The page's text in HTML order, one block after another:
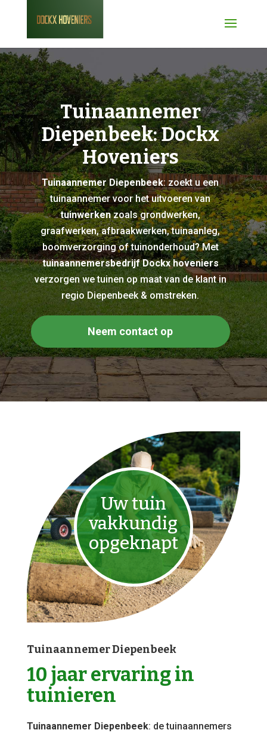
Tuinaannemer
Diepenbeek: Dockx
Hoveniers
Tuinaannemer Diepenbeek: zoekt u een
tuinaannemer voor het uitvoeren van
tuinwerkenzoals grondwerken,
graafwerken, afbraakwerken, tuinaanleg,
boomverzorging of tuinonderhoud? Met
tuinaannemersbedrijf Dockx hoveniers
verzorgen we tuinen op maat van de klant in
regio Diepenbeek & omstreken.
Neem contact op
Uw tuin
vakkundig
opgeknapt
Tuinaannemer Diepenbeek
10 jaar ervaring in
tuinieren
Tuinaannemer Diepenbeek: de tuinaannemers